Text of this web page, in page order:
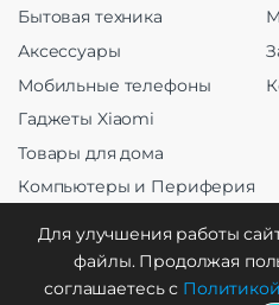
Бытовая техника
Аксессуары
Мобильные телефоны
Гаджеты Xiaomi
Товары для дома
Компьютеры и Периферия
Для улучшения работы
файлы. Продолжая
соглашаетесь с